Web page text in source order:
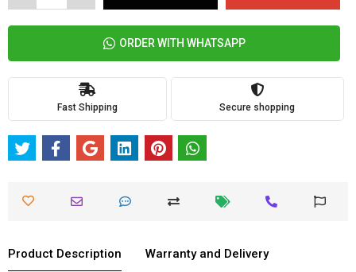
ORDER WITH WHATSAPP
Fast Shipping Secure shopping
Product Description Warranty and Delivery